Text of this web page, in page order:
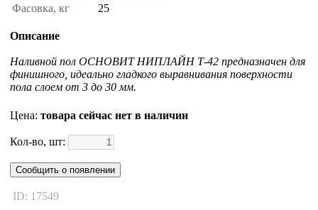
Фасовка, кг
25
Описание
Наливной пол ОСНОВИТ НИПЛАЙН Т-42 предназначен для
финишного, идеально гладкого выравнивания поверхности
пола слоем от 3 до 30 мм.
Цена: товара сейчас нет в наличии
Кол-во, шт:
Сообщить о появлении
ID: 17549